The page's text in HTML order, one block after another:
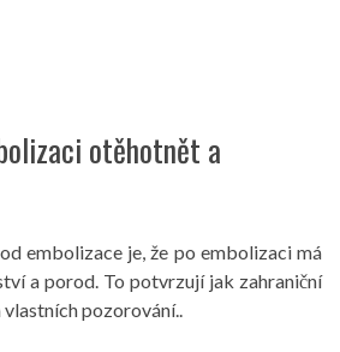
otěhotnět a
embolizace je, že po embolizaci má
a porod. To potvrzují jak zahraniční
pozorování..